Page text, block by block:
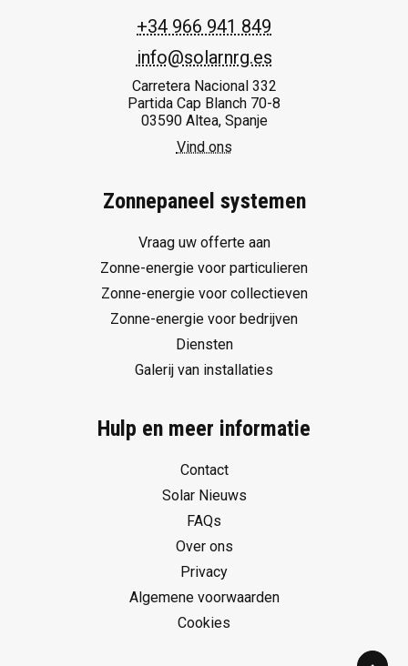
+34 966 941 849
info@solarnrg.es
Carretera Nacional 332
Partida Cap Blanch 70-8
03590 Altea, Spanje
Vind ons
Zonnepaneel systemen
Vraag uw offerte aan
Zonne-energie voor particulieren
Zonne-energie voor collectieven
Zonne-energie voor bedrijven
Diensten
Galerij van installaties
Hulp en meer informatie
Contact
Solar Nieuws
FAQs
Over ons
Privacy
Algemene voorwaarden
Cookies